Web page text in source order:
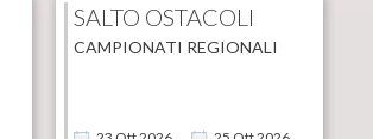
SALTO OSTACOLI
CAMPIONATI REGIONALI